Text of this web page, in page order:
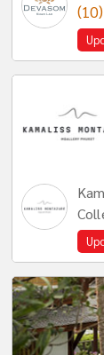
(10)